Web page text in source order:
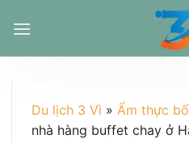
đến
Du lịch 3 Vì » Ẩm thực
nhà hàng buffet chay ở